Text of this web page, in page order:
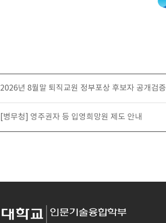
2026년 8월말 퇴직교원 정부포상 후보자 공개검증
[병무청] 영주권자 등 입영희망원 제도 안내